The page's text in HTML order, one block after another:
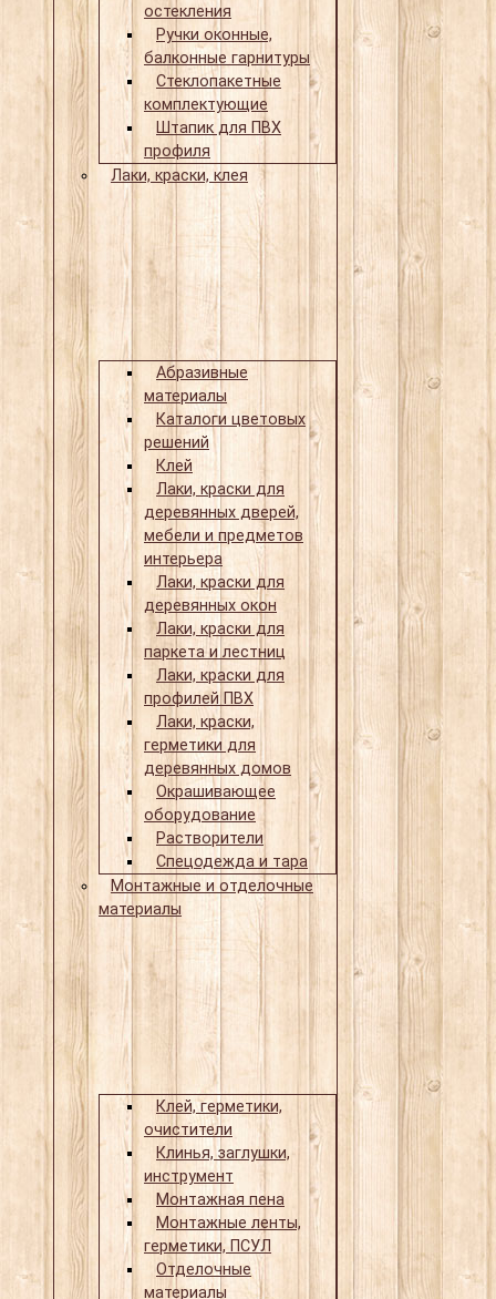
остекления
Ручки оконные,
балконные гарнитуры
Стеклопакетные
комплектующие
Штапик для ПВХ
профиля
Лаки, краски, клея
Абразивные
материалы
Каталоги цветовых
решений
Клей
Лаки, краски для
деревянных дверей,
мебели и предметов
интерьера
Лаки, краски для
деревянных окон
Лаки, краски для
паркета и лестниц
Лаки, краски для
профилей ПВХ
Лаки, краски,
герметики для
деревянных домов
Окрашивающее
оборудование
Растворители
Спецодежда и тара
Монтажные и отделочные
материалы
Клей, герметики,
очистители
Клинья, заглушки,
инструмент
Монтажная пена
Монтажные ленты,
герметики, ПСУЛ
Отделочные
материалы